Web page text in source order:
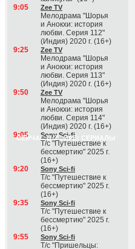
9:05
Zee TV
Мелодрама "Шорья
и Анокхи: история
любви. Серия 112"
(Индия) 2020 г. (16+)
9:25
Zee TV
Мелодрама "Шорья
и Анокхи: история
любви. Серия 113"
(Индия) 2020 г. (16+)
9:50
Zee TV
Мелодрама "Шорья
и Анокхи: история
любви. Серия 114"
(Индия) 2020 г. (16+)
СЕЙЧАС В ЭФИРЕ: СЕРИАЛЫ
9:05 Sony Sci-fi
Т/с "Путешествие к
бессмертию" 2025 г.
(16+)
9:20
Sony Sci-fi
Т/с "Путешествие к
бессмертию" 2025 г.
(16+)
9:35
Sony Sci-fi
Т/с "Путешествие к
бессмертию" 2025 г.
(16+)
9:55
Sony Sci-fi
Т/с "Пришельцы: